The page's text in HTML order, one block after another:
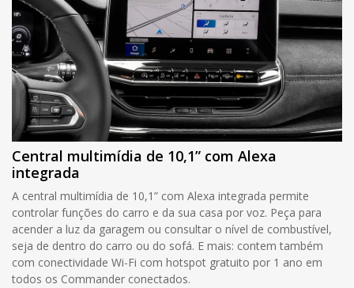
Central multimídia de 10,1” com Alexa
integrada
A central multimídia de 10,1” com Alexa integrada permite
controlar funções do carro e da sua casa por voz. Peça para
acender a luz da garagem ou consultar o nível de combustível,
seja de dentro do carro ou do sofá. E mais: contem também
com conectividade Wi-Fi com hotspot gratuito por 1 ano em
todos os Commander conectados.